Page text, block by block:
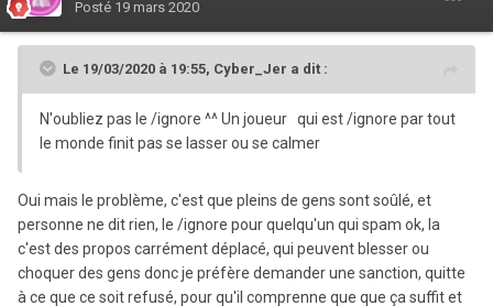
Posté 19 mars 2020
Le 19/03/2020 à 19:55, Cyber_Jer a dit :
N'oubliez pas le /ignore ^^ Un joueur qui est /ignore par tout
le monde finit pas se lasser ou se calmer
Oui mais le problème, c'est que pleins de gens sont soûlé, et
personne ne dit rien, le /ignore pour quelqu'un qui spam ok, la
c'est des propos carrément déplacé, qui peuvent blesser ou
choquer des gens donc je préfère demander une sanction, quitte
à ce que ce soit refusé, pour qu'il comprenne que que ça suffit et